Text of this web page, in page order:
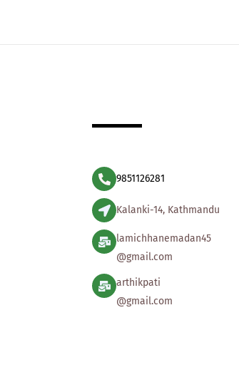
9851126281
Kalanki-14, Kathmandu
lamichhanemadan45
@gmail.com
arthikpati
@gmail.com